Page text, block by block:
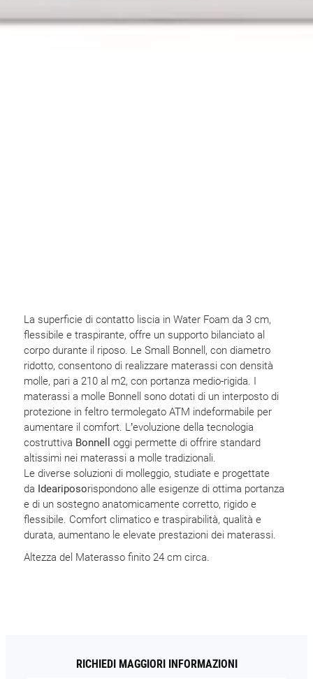
La superficie di contatto liscia in Water Foam da 3 cm,
flessibile e traspirante, offre un supporto bilanciato al
corpo durante il riposo. Le Small Bonnell, con diametro
ridotto, consentono di realizzare materassi con densità
molle, pari a 210 al m2, con portanza medio-rigida. I
materassi a molle Bonnell sono dotati di un interposto di
protezione in feltro termolegato ATM indeformabile per
aumentare il comfort. L’evoluzione della tecnologia
costruttiva Bonnell
oggi permette di offrire standard
altissimi nei materassi a molle tradizionali.
Le diverse soluzioni di molleggio, studiate e progettate
da Ideariposorispondono alle esigenze di ottima portanza
e di un sostegno anatomicamente corretto, rigido e
flessibile. Comfort climatico e traspirabilità, qualità e
durata, aumentano le elevate prestazioni dei materassi.
Altezza del Materasso finito 24 cm circa.
RICHIEDI MAGGIORI INFORMAZIONI